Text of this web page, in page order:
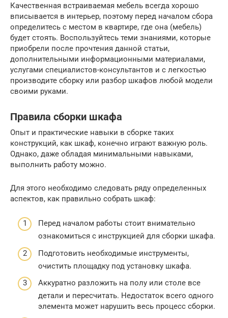
Качественная встраиваемая мебель всегда хорошо
вписывается в интерьер, поэтому перед началом сбора
определитесь с местом в квартире, где она (мебель)
будет стоять. Воспользуйтесь теми знаниями, которые
приобрели после прочтения данной статьи,
дополнительными информационными материалами,
услугами специалистов-консультантов и с легкостью
производите сборку или разбор шкафов любой модели
своими руками.
Правила сборки шкафа
Опыт и практические навыки в сборке таких
конструкций, как шкаф, конечно играют важную роль.
Однако, даже обладая минимальными навыками,
выполнить работу можно.
Для этого необходимо следовать ряду определенных
аспектов, как правильно собрать шкаф:
Перед началом работы стоит внимательно
ознакомиться с инструкцией для сборки шкафа.
Подготовить необходимые инструменты,
очистить площадку под установку шкафа.
Аккуратно разложить на полу или столе все
детали и пересчитать. Недостаток всего одного
элемента может нарушить весь процесс сборки.